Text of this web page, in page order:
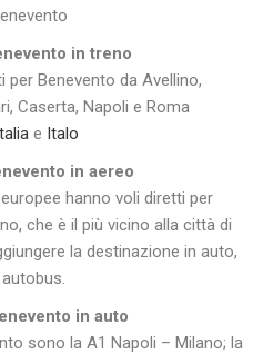
in treno
Benevento da Avellino,
Caserta, Napoli e Roma
e Italo
in aereo
hanno voli diretti per
che è il più vicino alla città di
la destinazione in auto,
in auto
sono la A1 Napoli – Milano; la